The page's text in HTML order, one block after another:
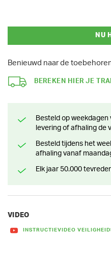
NU
Benieuwd naar de
BEREKEN HIER JE
Besteld op weekdagen voor 13 uur? Klaar voor
levering of afhaling de
Besteld tijdens het weekend? Klaar voor levering of
afhaling vanaf
Elk jaar 50.000
VIDEO
INSTRUCTIEVIDEO